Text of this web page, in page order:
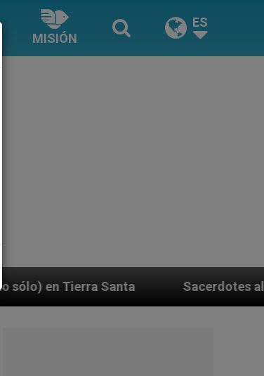
MISIÓN
ES
Sacerdotes alemanes fieles al Papa